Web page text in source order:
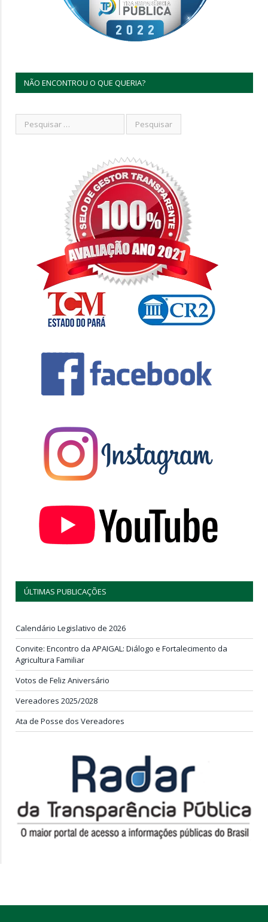
NÃO ENCONTROU O QUE QUERIA?
ÚLTIMAS PUBLICAÇÕES
Calendário Legislativo de 2026
Convite: Encontro da APAIGAL: Diálogo e Fortalecimento da
Agricultura Familiar
Votos de Feliz Aniversário
Vereadores 2025/2028
Ata de Posse dos Vereadores